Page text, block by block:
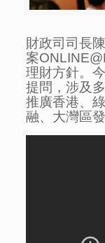
財政司司長
案
理財方針。
提問，涉及
推廣香港、
融、大灣區